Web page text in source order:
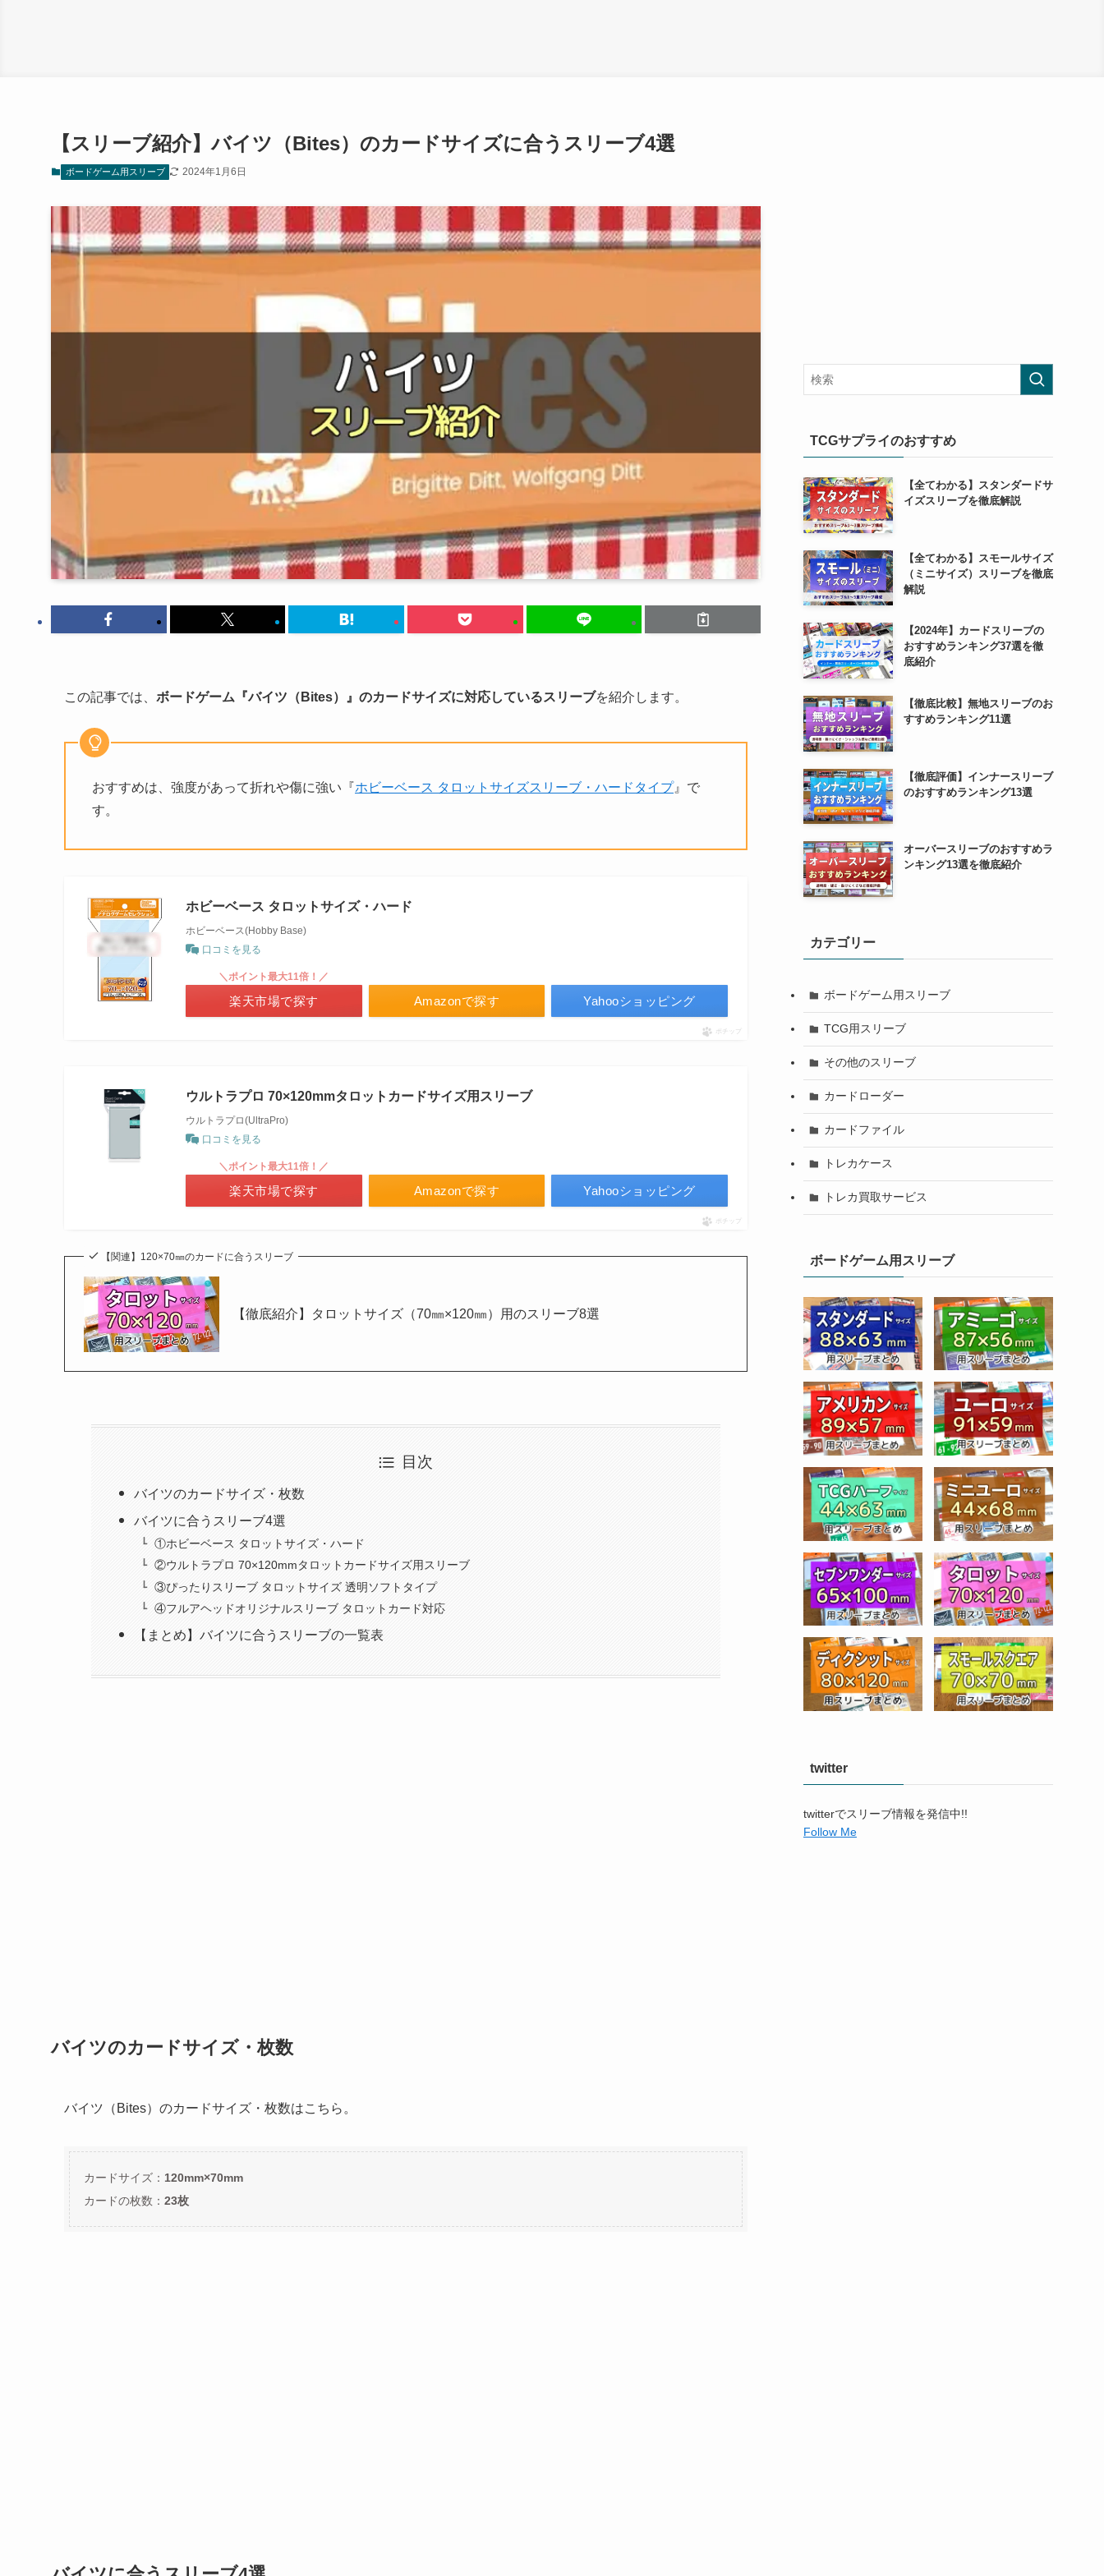
【スリーブ紹介】バイツ（Bites）のカードサイズに合うスリーブ4選
ボードゲーム用スリーブ 2024年1月6日
この記事では、 ボードゲーム『バイツ（Bites）』のカードサイズに対応しているスリーブを紹介します。
おすすめは、強度があって折れや傷に強い『ホビーベース タロットサイズスリーブ・ハードタイプ』で
す。
ホビーベース タロットサイズ・ハード
ホビーベース(Hobby Base)
口コミを見る
Amazonで探す
＼ポイント最大11倍！／
楽天市場で探す Yahooショッピング
ポチップ
ウルトラプロ 70×120mmタロットカードサイズ用スリーブ
ウルトラプロ(UltraPro)
口コミを見る
Amazonで探す
＼ポイント最大11倍！／
楽天市場で探す Yahooショッピング
ポチップ
【関連】120×70㎜のカードに合うスリーブ
【徹底紹介】タロットサイズ（70㎜×120㎜）用のスリーブ8選
目次
バイツのカードサイズ・枚数
バイツに合うスリーブ4選
①ホビーベース タロットサイズ・ハード
②ウルトラプロ 70×120mmタロットカードサイズ用スリーブ
③ぴったりスリーブ タロットサイズ 透明ソフトタイプ
④フルアヘッドオリジナルスリーブ タロットカード対応
【まとめ】バイツに合うスリーブの一覧表
バイツのカードサイズ・枚数
バイツ（Bites）のカードサイズ・枚数はこちら。
カードサイズ： 120mm×70mm
カードの枚数： 23枚
TCGサプライのおすすめ
【全てわかる】スタンダードサ
イズスリーブを徹底解説
【全てわかる】スモールサイズ
（ミニサイズ）スリーブを徹底
解説
【2024年】カードスリーブの
おすすめランキング37選を徹
底紹介
【徹底比較】無地スリーブのお
すすめランキング11選
【徹底評価】インナースリーブ
のおすすめランキング13選
オーバースリーブのおすすめラ
ンキング13選を徹底紹介
カテゴリー
ボードゲーム用スリーブ
TCG用スリーブ
その他のスリーブ
カードローダー
カードファイル
トレカケース
トレカ買取サービス
ボードゲーム用スリーブ
twitter
twitterでスリーブ情報を発信中!!
Follow Me